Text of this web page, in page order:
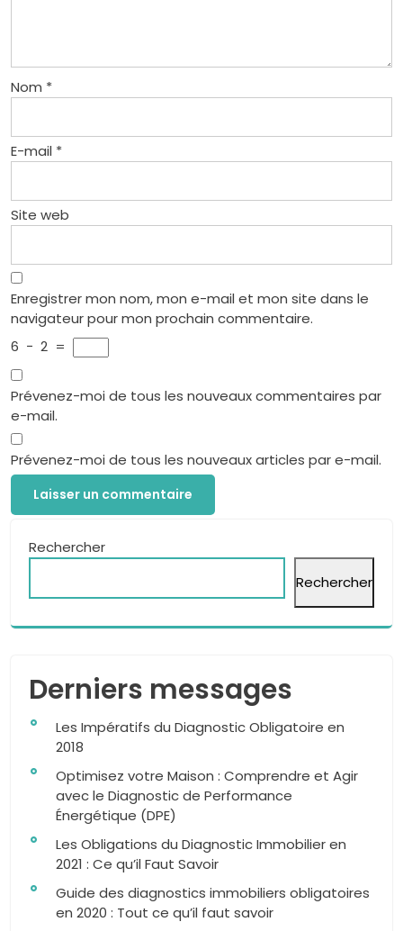
Nom *
E-mail *
Site web
Enregistrer mon nom, mon e-mail et mon site dans le
navigateur pour mon prochain commentaire.
6 − 2 =
Prévenez-moi de tous les nouveaux commentaires par
e-mail.
Prévenez-moi de tous les nouveaux articles par e-mail.
Rechercher
Rechercher
Derniers messages
Les Impératifs du Diagnostic Obligatoire en
2018
Optimisez votre Maison : Comprendre et Agir
avec le Diagnostic de Performance
Énergétique (DPE)
Les Obligations du Diagnostic Immobilier en
2021 : Ce qu’il Faut Savoir
Guide des diagnostics immobiliers obligatoires
en 2020 : Tout ce qu’il faut savoir